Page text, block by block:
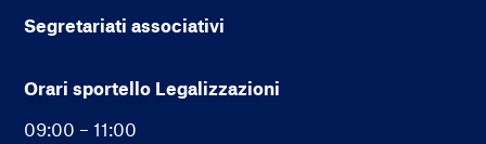
Segretariati associativi
Orari sportello Legalizzazioni
09:00 – 11:00